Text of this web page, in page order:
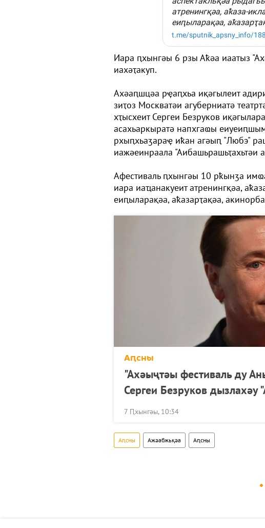
Иара ԥхынгәы 6 рзы Аҟәа иаатыз
иахәҭакуп.
Ахәаԥшцәа рҿаԥхьа иқәгылеит
зиҭоз Москватәи агуберниатә
хҭысхеит Сергеи Безруков
асахьаркыратә напхгаҩы
рхыԥхьаӡараҿ иҟан агәыԥ "Любэ"
иажәеинраала "Аибашьрашьҭахьтәи
Афестиваль ԥхынгәы 10 рҟынӡа
иара иаҵанакуеит атренингқәа,
еиԥыларақәа, аҟазарҭақәа,
Аԥсны
"Ахәыҷтәы фестиваль ду
Сергеи Безруков
7 Ԥхынгәы, 10:34
Аԥсны Ажәабжьқәа Аԥсны